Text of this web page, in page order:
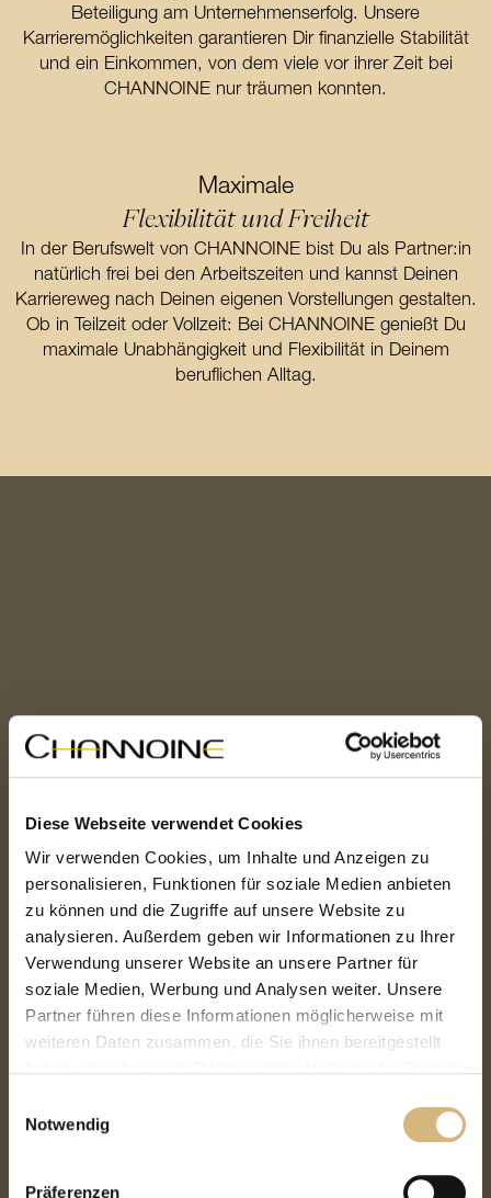
Diese Webseite verwendet Cookies
Wir verwenden Cookies, um Inhalte und Anzeigen zu
personalisieren, Funktionen für soziale Medien anbieten
zu können und die Zugriffe auf unsere Website zu
analysieren. Außerdem geben wir Informationen zu Ihrer
Verwendung unserer Website an unsere Partner für
soziale Medien, Werbung und Analysen weiter. Unsere
Partner führen diese Informationen möglicherweise mit
weiteren Daten zusammen, die Sie ihnen bereitgestellt
und im
mehr darüber, wer wir sind, wie Sie uns
Notwendig
Präferenzen
Beteiligung am Unternehmenserfolg. Unsere
Karrieremöglichkeiten garantieren Dir finanzielle Stabilität
und ein Einkommen, von dem viele vor ihrer Zeit bei
CHANNOINE nur träumen konnten.
Maximale
Flexibilität und Freiheit
In der Berufswelt von CHANNOINE bist Du als Partner:in
natürlich frei bei den Arbeitszeiten und kannst Deinen
Karriereweg nach Deinen eigenen Vorstellungen gestalten.
Ob in Teilzeit oder Vollzeit: Bei CHANNOINE genießt Du
maximale Unabhängigkeit und Flexibilität in Deinem
beruflichen Alltag.